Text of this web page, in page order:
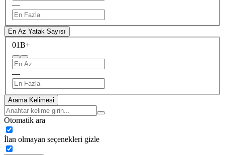
—
En Az Yatak Sayısı
01B+
—
Arama Kelimesi
Otomatik ara
İlan olmayan seçenekleri gizle